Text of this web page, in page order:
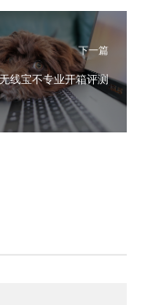
下一篇
线宝不专业开箱评测